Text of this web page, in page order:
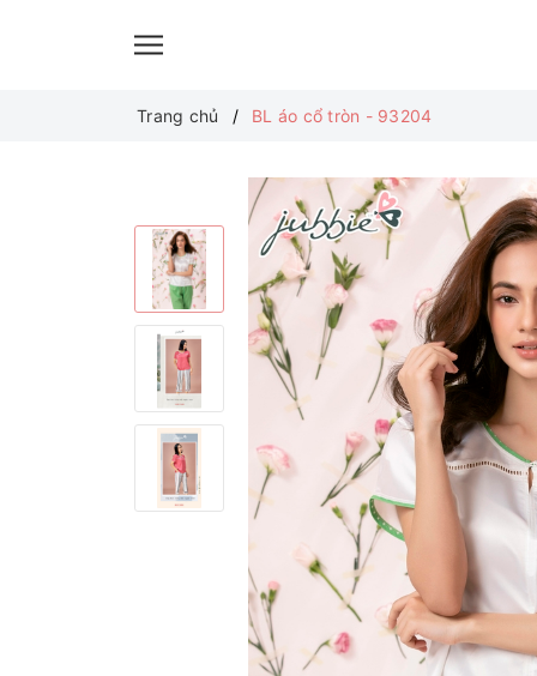
Trang chủ BL áo cổ tròn - 93204